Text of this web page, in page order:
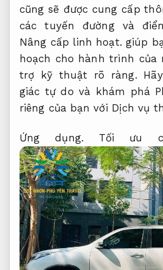
cũng sẽ được cung cấp
các tuyến đường và
Nâng cấp linh hoạt. giúp
hoạch cho hành trình của
trợ kỹ thuật rõ ràng.
giác tự do và khám phá
riêng của bạn với Dịch vụ
Ứng dụng. Tối ưu